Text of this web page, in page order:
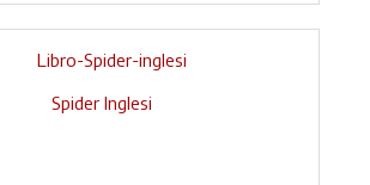
Spider Inglesi